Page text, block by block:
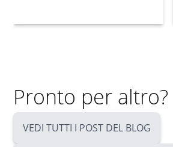
Pronto per altro?
VEDI TUTTI I POST DEL BLOG